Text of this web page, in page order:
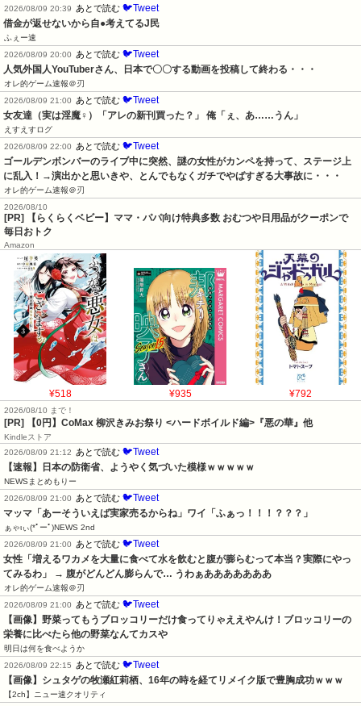
2026/08/09 20:39
あとで読む 🐦Tweet
借金が返せないから自●考えてるJ民
ふぇー速
2026/08/09 20:00
あとで読む 🐦Tweet
人気外国人YouTuberさん、日本で〇〇する動画を投稿して終わる・・・
オレ的ゲーム速報＠刃
2026/08/09 21:00
あとで読む 🐦Tweet
女友達（実は淫魔♀）「アレの新刊買った？」 俺「ぇ、あ……うん」
えすえすログ
2026/08/09 22:00
あとで読む 🐦Tweet
ゴールデンボンバーのライブ中に突然、謎の女性がカンペを持って、ステージ上
に乱入！→演出かと思いきや、とんでもなくガチでやばすぎる大事故に・・・
オレ的ゲーム速報＠刃
2026/08/10
[PR] 【らくらくベビー】ママ・パパ向け特典多数 おむつや日用品がクーポンで
毎日おトク
Amazon
¥518 ¥935 ¥792
2026/08/10 まで！
[PR] 【0円】CoMax 柳沢きみお祭り <ハードボイルド編>『悪の華』他
Kindleストア
2026/08/09 21:12
あとで読む 🐦Tweet
【速報】日本の防衛省、ようやく気づいた模様ｗｗｗｗｗ
NEWSまとめもりー
2026/08/09 21:00
あとで読む 🐦Tweet
マッマ「あーそういえば実家売るからね」ワイ「ふぁっ！！！？？？」
ぁゃιぃ(*ﾟーﾟ)NEWS 2nd
2026/08/09 21:00
あとで読む 🐦Tweet
女性「増えるワカメを大量に食べて水を飲むと腹が膨らむって本当？実際にやっ
てみるわ」 → 腹がどんどん膨らんで… うわぁあああああああ
オレ的ゲーム速報＠刃
2026/08/09 21:00
あとで読む 🐦Tweet
【画像】野菜ってもうブロッコリーだけ食ってりゃええやんけ！ブロッコリーの
栄養に比べたら他の野菜なんてカスや
明日は何を食べようか
2026/08/09 22:15
あとで読む 🐦Tweet
【画像】シュタゲの牧瀬紅莉栖、16年の時を経てリメイク版で豊胸成功ｗｗｗ
【2ch】ニュー速クオリティ